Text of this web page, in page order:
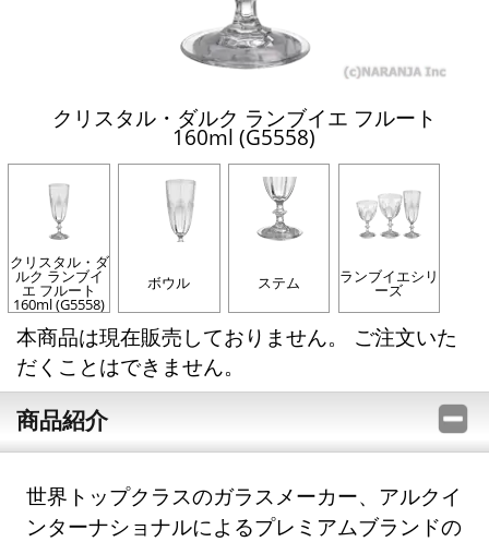
クリスタル・ダルク ランブイエ フルート
160ml (G5558)
クリスタル・ダ
ルク ランブイ
エ フルート
160ml (G5558)
ボウル ステム ランブイエシリ
ーズ
本商品は現在販売しておりません。 ご注文いた
だくことはできません。
商品紹介
世界トップクラスのガラスメーカー、アルクイ
ンターナショナルによるプレミアムブランドの